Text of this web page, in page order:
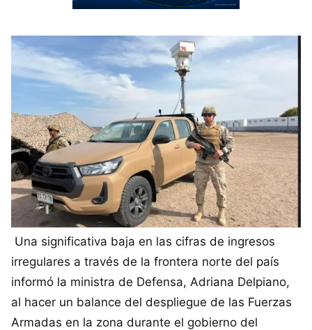
Una significativa baja en las cifras de ingresos
irregulares a través de la frontera norte del país
informó la ministra de Defensa, Adriana Delpiano,
al hacer un balance del despliegue de las Fuerzas
Armadas en la zona durante el gobierno del